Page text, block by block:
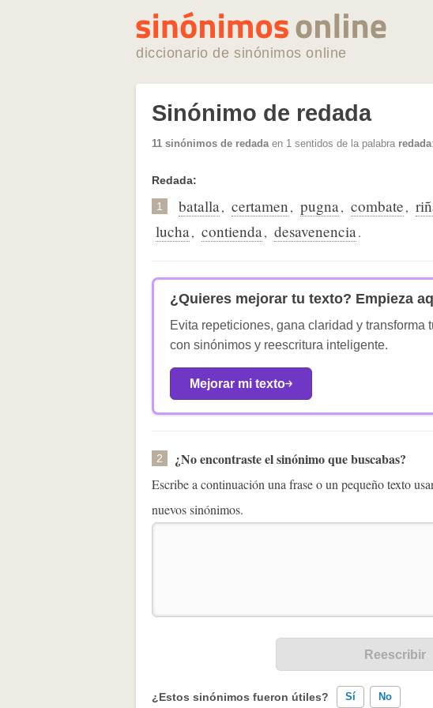
diccionario de sinónimos online
Sinónimo de redada
11 sinónimos de redadaen 1 sentidos de la palabra redada:
Redada:
1 batalla, certamen, pugna, combate,
lucha, contienda, desavenencia.
¿Quieres mejorar tu texto? Empieza
Evita repeticiones, gana claridad y transforma
con sinónimos y reescritura inteligente.
Mejorar mi texto
2 ¿No encontraste el sinónimo que buscabas?
Escribe a continuación una frase o un pequeño texto
nuevos sinónimos.
¿Estos sinónimos fueron útiles? Sí No